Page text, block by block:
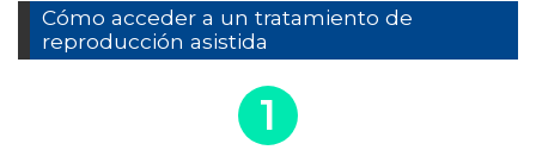
Cómo acceder a un tratamiento de
reproducción asistida
1